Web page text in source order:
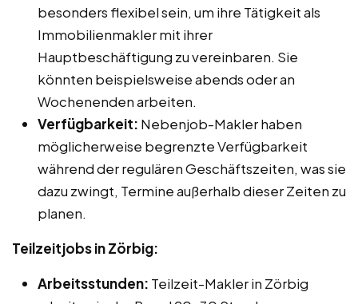
besonders flexibel sein, um ihre Tätigkeit als
Immobilienmakler mit ihrer
Hauptbeschäftigung zu vereinbaren. Sie
könnten beispielsweise abends oder an
Wochenenden arbeiten.
Verfügbarkeit: Nebenjob-Makler haben
möglicherweise begrenzte Verfügbarkeit
während der regulären Geschäftszeiten, was sie
dazu zwingt, Termine außerhalb dieser Zeiten zu
planen.
Teilzeitjobs in Zörbig:
Arbeitsstunden: Teilzeit-Makler in Zörbig